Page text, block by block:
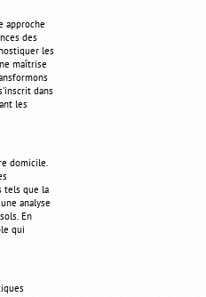
approche
des
les
maîtrise
dans
les
domicile.
tels que la
analyse
En
qui